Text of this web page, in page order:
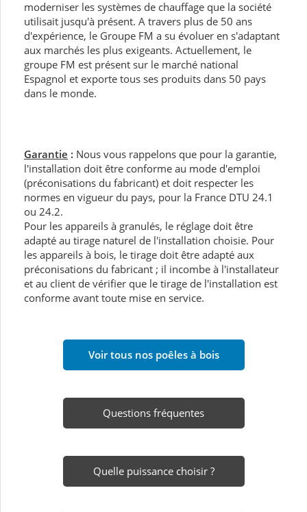
moderniser les systèmes de chauffage que la société
utilisait jusqu'à présent. A travers plus de 50 ans
d'expérience, le Groupe FM a su évoluer en s'adaptant
aux marchés les plus exigeants. Actuellement, le
groupe FM est présent sur le marché national
Espagnol et exporte tous ses produits dans 50 pays
dans le monde.
Garantie : Nous vous rappelons que pour la garantie,
l'installation doit être conforme au mode d'emploi
(préconisations du fabricant) et doit respecter les
normes en vigueur du pays, pour la France DTU 24.1
ou 24.2.
Pour les appareils à granulés, le réglage doit être
adapté au tirage naturel de l'installation choisie. Pour
les appareils à bois, le tirage doit être adapté aux
préconisations du fabricant ; il incombe à l'installateur
et au client de vérifier que le tirage de l'installation est
conforme avant toute mise en service.
Voir tous nos poêles à bois
Questions fréquentes
Quelle puissance choisir ?